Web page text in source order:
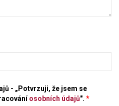
- „Potvrzuji, že jsem se
osobních údajů". *